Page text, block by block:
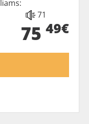
71
75 49€